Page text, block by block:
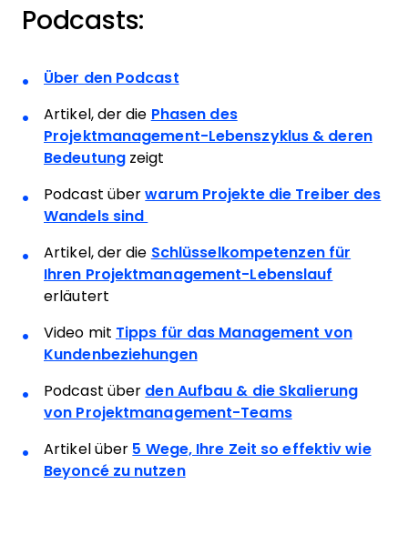
Podcasts:
Über den Podcast
Artikel, der die Phasen des
Projektmanagement-Lebenszyklus & deren
Bedeutungzeigt
Podcast überwarum Projekte die Treiber des
Wandels sind
Artikel, der die Schlüsselkompetenzen für
Ihren Projektmanagement-Lebenslauf
erläutert
Video mit Tipps für das Management von
Kundenbeziehungen
Podcast über den Aufbau & die Skalierung
von Projektmanagement-Teams
Artikel über 5 Wege, Ihre Zeit so effektiv wie
Beyoncé zu nutzen